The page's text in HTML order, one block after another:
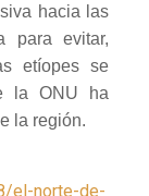
hacia las
para evitar,
etíopes se
la ONU ha
la región.
el-norte-de-